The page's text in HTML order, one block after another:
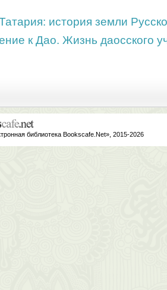
история земли
к Дао. Жизнь даосского
библиотека Bookscafe.Net», 2015-2026